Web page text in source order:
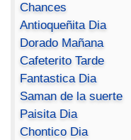
Chances
Antioqueñita Dia
Dorado Mañana
Cafeterito Tarde
Fantastica Dia
Saman de la suerte
Paisita Dia
Chontico Dia